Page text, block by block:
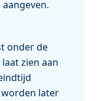
onder de
zien aan
worden later